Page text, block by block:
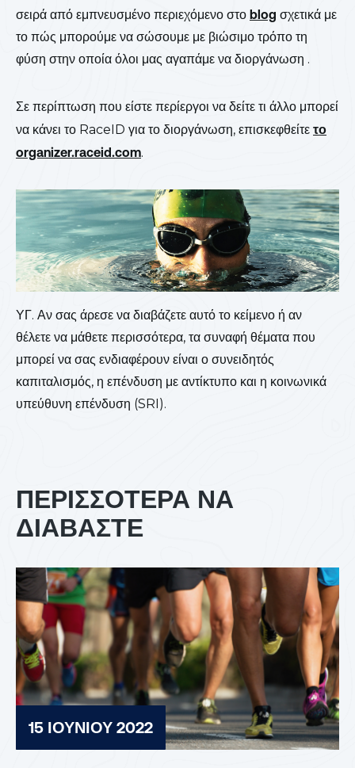
σειρά από εμπνευσμένο περιεχόμενο στο blog σχετικά με
το πώς μπορούμε να σώσουμε με βιώσιμο τρόπο τη
φύση στην οποία όλοι μας αγαπάμε να διοργάνωση .
Σε περίπτωση που είστε περίεργοι να δείτε τι άλλο μπορεί
να κάνει το RaceID για το διοργάνωση, επισκεφθείτε το
organizer.raceid.com.
ΥΓ. Αν σας άρεσε να διαβάζετε αυτό το κείμενο ή αν
θέλετε να μάθετε περισσότερα, τα συναφή θέματα που
μπορεί να σας ενδιαφέρουν είναι ο συνειδητός
καπιταλισμός, η επένδυση με αντίκτυπο και η κοινωνικά
υπεύθυνη επένδυση (SRI).
ΠΕΡΙΣΣΟΤΕΡΑ ΝΑ
ΔΙΑΒΑΣΤΕ
15 ΙΟΥΝΊΟΥ 2022